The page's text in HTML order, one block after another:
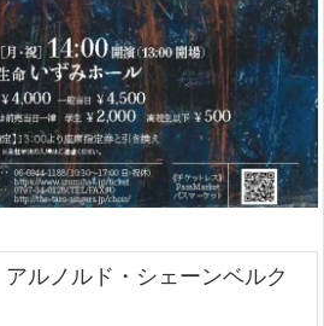
ルノルド・シェーンベルク